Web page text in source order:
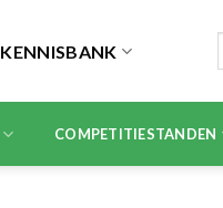
KENNISBANK
COMPETITIESTANDEN